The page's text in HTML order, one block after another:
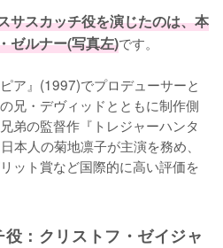
サスカッチ役を演じたのは、本
ゼルナー(写真左)です。
ア』(1997)でプロデューサーと
兄・デヴィッドとともに制作側
弟の監督作『トレジャーハンタ
本人の菊地凛子が主演を務め、
ット賞など国際的に高い評価を
：クリストフ・ゼイジャ